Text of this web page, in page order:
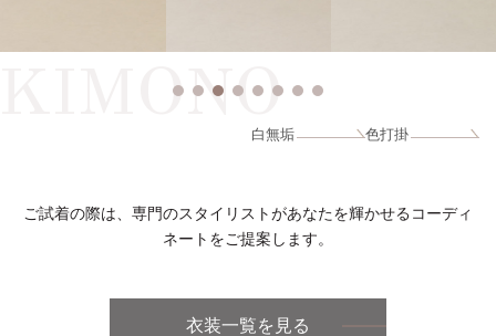
KIMONO
白無垢 色打掛
ご試着の際は、専門のスタイリストがあなたを輝かせるコーディ
ネートをご提案します。
衣装一覧を見る